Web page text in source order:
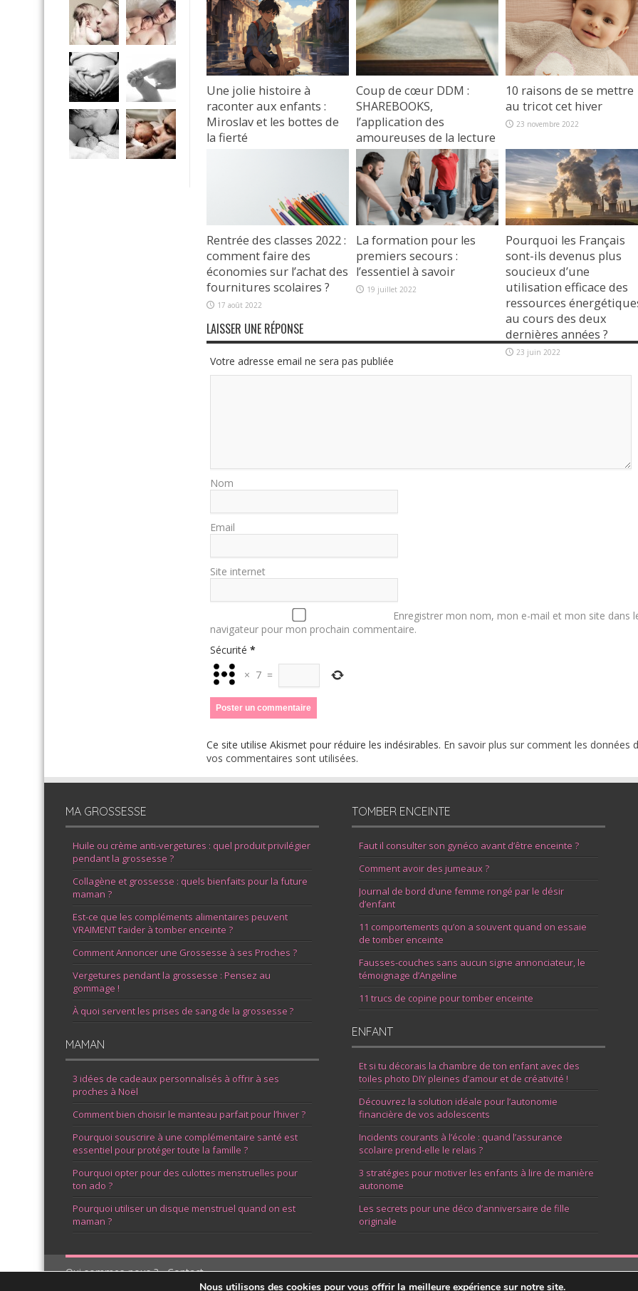
Une jolie histoire à
raconter aux enfants :
Miroslav et les bottes de
la fierté
Coup de cœur DDM :
SHAREBOOKS,
l’application des
amoureuses de la lecture
27 avril 2023
10 raisons de se mettre
au tricot cet hiver
23 novembre 2022
Rentrée des classes 2022 :
comment faire des
économies sur l’achat des
fournitures scolaires ?
17 août 2022
La formation pour les
premiers secours :
l’essentiel à savoir
19 juillet 2022
Pourquoi les Français
sont-ils devenus plus
soucieux d’une
utilisation efficace des
ressources
au cours des deux
dernières années ?
23 juin 2022
LAISSER UNE RÉPONSE
Votre adresse email ne sera pas publiée
Nom
Email
Site internet
Enregistrer mon nom, mon e-mail et mon site dans
navigateur pour mon prochain commentaire.
Sécurité *
× 7 =
Ce site utilise Akismet pour réduire les indésirables. En savoir plus sur comment les données
vos commentaires sont utilisées.
MA GROSSESSE
Huile ou crème anti-vergetures : quel produit privilégier
pendant la grossesse ?
Collagène et grossesse : quels bienfaits pour la future
maman ?
Est-ce que les compléments alimentaires peuvent
VRAIMENT t’aider à tomber enceinte ?
Comment Annoncer une Grossesse à ses Proches ?
Vergetures pendant la grossesse : Pensez au
gommage !
À quoi servent les prises de sang de la grossesse ?
MAMAN
3 idées de cadeaux personnalisés à offrir à ses
proches à Noël
Comment bien choisir le manteau parfait pour l’hiver ?
Pourquoi souscrire à une complémentaire santé est
essentiel pour protéger toute la famille ?
Pourquoi opter pour des culottes menstruelles pour
ton ado ?
Pourquoi utiliser un disque menstruel quand on est
maman ?
TOMBER ENCEINTE
Faut il consulter son gynéco avant d’être enceinte ?
Comment avoir des jumeaux ?
Journal de bord d’une femme rongé par le désir
d’enfant
11 comportements qu’on a souvent quand on essaie
de tomber enceinte
Fausses-couches sans aucun signe annonciateur, le
témoignage d’Angeline
11 trucs de copine pour tomber enceinte
ENFANT
Et si tu décorais la chambre de ton enfant avec des
toiles photo DIY pleines d’amour et de créativité !
Découvrez la solution idéale pour l’autonomie
financière de vos adolescents
Incidents courants à l’école : quand l’assurance
scolaire prend-elle le relais ?
3 stratégies pour motiver les enfants à lire de manière
autonome
Les secrets pour une déco d’anniversaire de fille
originale
Qui sommes-nous ?-Contact
Nous utilisons des cookies pour vous offrir la meilleure expérience sur notre site.